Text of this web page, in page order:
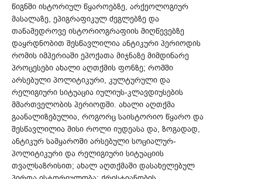
წიგნში ისტორიულ წყაროებზე, არქეოლოგიურ
მასალაზე, ეპიგრაფიკულ ძეგლებზე და
თანამედროვე ისტორიოგრაფიის მიღწევებზე
დაყრდნობით შესწავლილია ანტიკური პერიოდის
რომის იმპერიაში ეპოქათა მიჯნაზე მიმდინარე
პროცესები ახალი აღთქმის ფონზე; რომში
არსებული პოლიტიკური, კულტურული და
რელიგიური სიტუაცია იულიუს-კლავდიუსების
მმართველობის პერიოდში. ახალი აღთქმა
გაანალიზებულია, როგორც საისტორიო წყარო და
შესწავლილია მისი როლი იუდეასა და, ზოგადად,
ანტიკურ სამყაროში არსებული სოციალურ-
პოლიტიკური და რელიგიური სიტუაციის
თვალსაზრისით; ახალ აღთქმაში დასახელებულ